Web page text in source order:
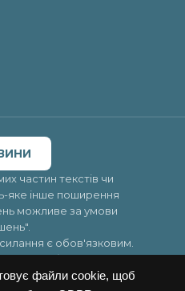
файли cookie, щоб
частин текстів чи
яке інше поширення
можливе за умови
є обов'язковим.
публікуватись на
за їхній зміст несе